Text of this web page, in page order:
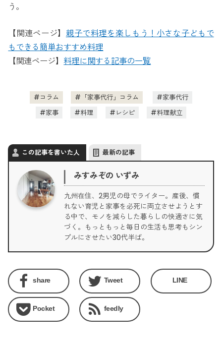
う。
【関連ページ】 親子で料理を楽しもう！小さな子どもで
もできる簡単おすすめ料理
【関連ページ】 料理に関する記事の一覧
コラム 「家事代行」コラム
家事代行
家事
料理 レシピ 料理献立
この記事を書いた人 最新の記事
みすみぞの いずみ
九州在住、2男児の母でライター。産後、慣
れない育児と家事を必死に両立させようとす
る中で、モノを減らした暮らしの快適さに気
づく。もっともっと毎日の生活も思考もシン
プルにさせたい30代半ば。
share Tweet LINE
Pocket feedly